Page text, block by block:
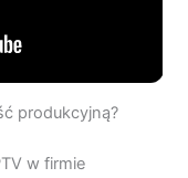
produkcyjną?
w firmie